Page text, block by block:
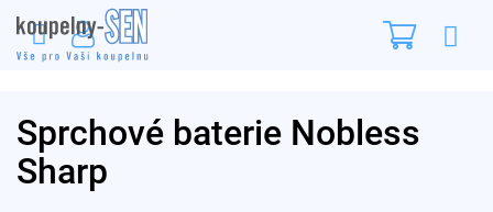
na
obsah
Sprchové baterie Nobless
Sharp